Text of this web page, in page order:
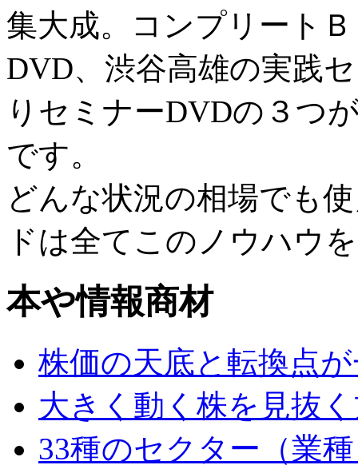
集大成。コンプリート
DVD、渋谷高雄の実践
りセミナーDVDの３つ
です。
どんな状況の相場でも
ドは全てこのノウハウ
本や情報商材
株価の天底と転換点
大きく動く株を見抜
33種のセクター（業